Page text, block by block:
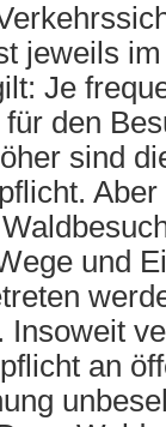
jeweils
Je
den
sind
und
Insoweit
an